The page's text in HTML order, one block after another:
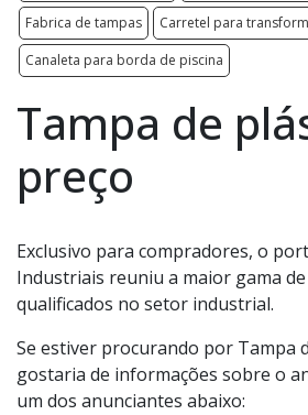
Fabrica de tampas
Carretel para
Canaleta para borda de piscina
Tampa de
preço
Exclusivo para compradores, o
Industriais reuniu a maior gama
qualificados no setor industrial.
Se estiver procurando por Tampa
gostaria de informações sobre o
um dos anunciantes abaixo: